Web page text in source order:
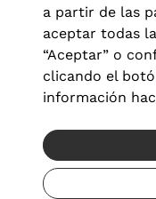
Aviso legal| Política
Política de
a partir de las
aceptar todas
“Aceptar” o
clicando el
información